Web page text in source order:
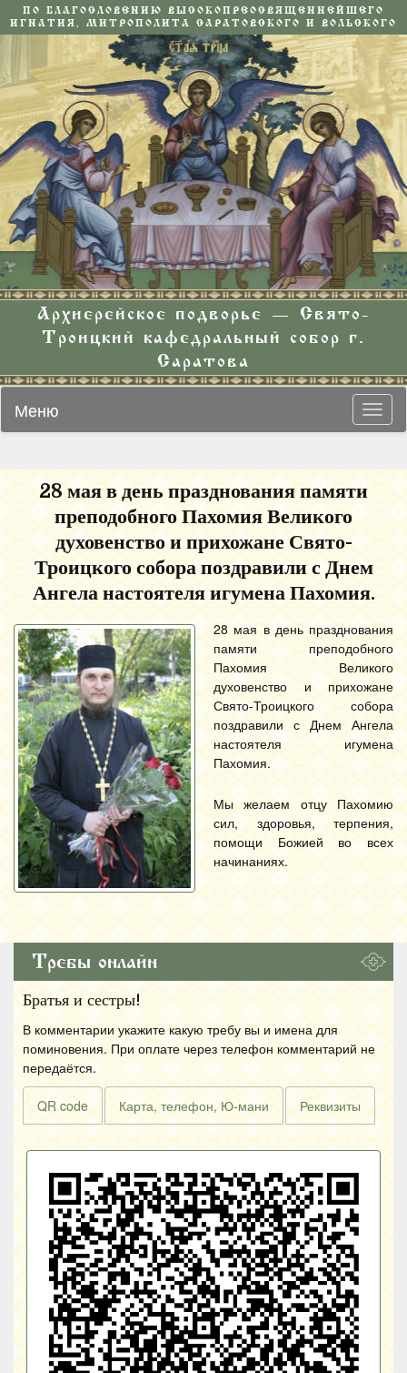
ПО БЛАГОСЛОВЕНИЮ ВЫСОКОПРЕОСВЯЩЕННЕЙШЕГО
ИГНАТИЯ, МИТРОПОЛИТА САРАТОВСКОГО И ВОЛЬСКОГО
Архиерейское подворье — Свято-
Троицкий кафедральный собор г.
Саратова
Меню
28 мая в день празднования памяти
преподобного Пахомия Великого
духовенство и прихожане Свято-
Троицкого собора поздравили с Днем
Ангела настоятеля игумена Пахомия.
28 мая в день празднования
памяти преподобного
Пахомия Великого
духовенство и прихожане
Свято-Троицкого собора
поздравили с Днем Ангела
настоятеля игумена
Пахомия.
Мы желаем отцу Пахомию
сил, здоровья, терпения,
помощи Божией во всех
начинаниях.
Требы онлайн
Братья и сестры!
В комментарии укажите какую требу вы и имена для
поминовения. При оплате через телефон комментарий не
передаётся.
QR code Карта, телефон, Ю-мани Реквизиты